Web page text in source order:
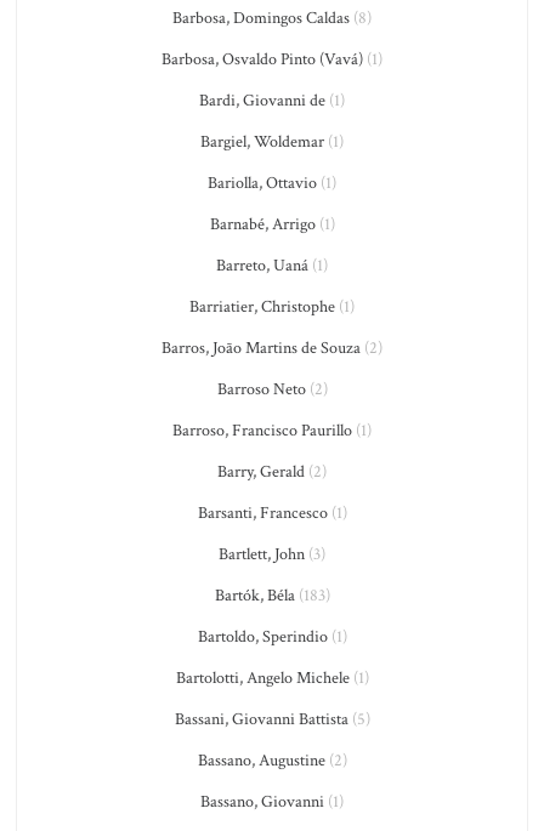
Barbosa, Domingos Caldas (8)
Barbosa, Osvaldo Pinto (Vavá) (1)
Bardi, Giovanni de (1)
Bargiel, Woldemar (1)
Bariolla, Ottavio (1)
Barnabé, Arrigo(1)
Barreto, Uaná (1)
Barriatier, Christophe (1)
Barros, João Martins de Souza (2)
Barroso Neto(2)
Barroso, Francisco Paurillo (1)
Barry, Gerald (2)
Barsanti, Francesco(1)
Bartlett, John (3)
Bartók, Béla(183)
Bartoldo, Sperindio(1)
Bartolotti, Angelo Michele(1)
Bassani, Giovanni Battista(5)
Bassano, Augustine(2)
Bassano, Giovanni (1)